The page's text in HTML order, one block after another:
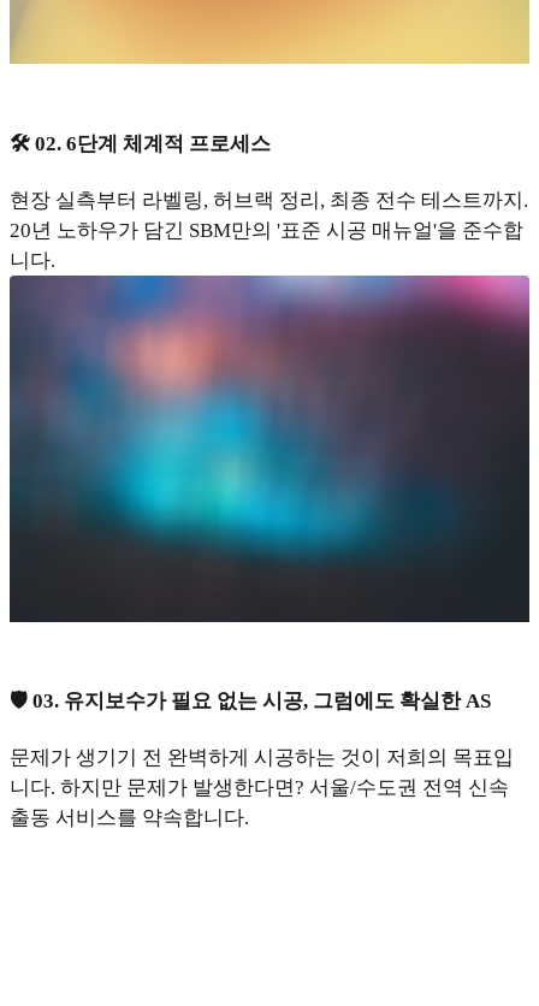
🛠️ 02. 6단계 체계적 프로세스
현장 실측부터 라벨링, 허브랙 정리, 최종 전수 테스트까지.
20년 노하우가 담긴 SBM만의 '표준 시공 매뉴얼'을 준수합
니다.
🛡️ 03. 유지보수가 필요 없는 시공, 그럼에도 확실한 AS
문제가 생기기 전 완벽하게 시공하는 것이 저희의 목표입
니다. 하지만 문제가 발생한다면? 서울/수도권 전역 신속
출동 서비스를 약속합니다.